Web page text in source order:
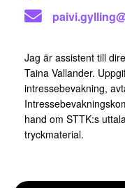
Jag är assistent till
Taina Vallander.
intressebevakning,
hand om STTK:s
tryckmaterial.